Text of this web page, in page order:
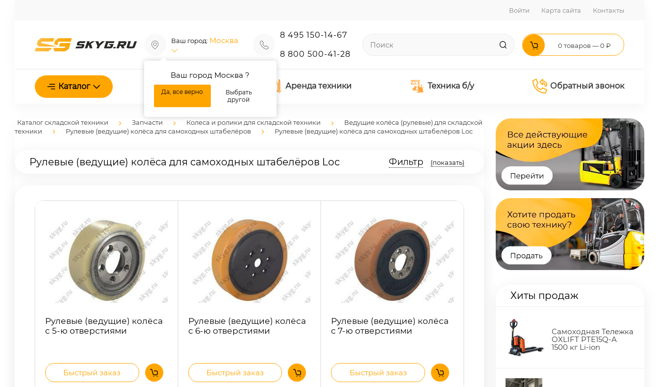
Войти Карта сайта Контакты
Ваш город: Москва
Ваш город Москва ?
Да, все верно
Выбрать
другой
8 495 150-14-67
8 800 500-41-28
0 товаров — 0 ₽
Каталог О нас Аренда техники Техника б/у Обратный звонок
Каталог складской техники Запчасти Колеса и ролики для складской техники
Ведущие колёса (рулевые) для складской
техники
Рулевые (ведущие) колёса для самоходных штабелёров Рулевые (ведущие) колёса для самоходных штабелёров Loc
Рулевые (ведущие) колёса для самоходных штабелёров Loc Фильтр (показать)
Рулевые (ведущие) колёса
с 5-ю отверстиями
Быстрый заказ
Рулевые (ведущие) колёса
с 6-ю отверстиями
Быстрый заказ
Рулевые (ведущие) колёса
с 7-ю отверстиями
Быстрый заказ
Хиты продаж
Самоходная Тележка
OXLIFT PTE15Q-A
1500 кг Li-ion